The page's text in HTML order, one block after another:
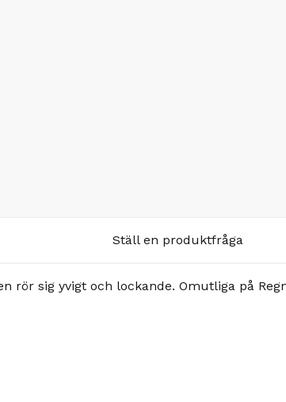
Ställ en produktfråga
sig yvigt och lockande. Omutliga på